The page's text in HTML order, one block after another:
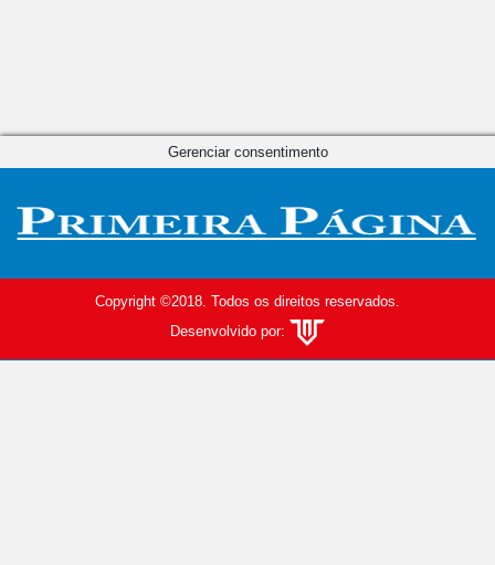
Copyright ©2018. Todos os direitos reservados.
Desenvolvido por:
Gerenciar consentimento